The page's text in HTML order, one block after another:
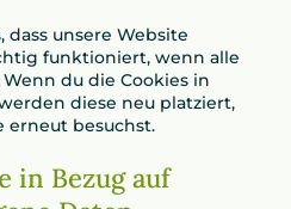
unsere Website
funktioniert, wenn alle
du die Cookies in
diese neu platziert,
erneut besuchst.
in Bezug auf